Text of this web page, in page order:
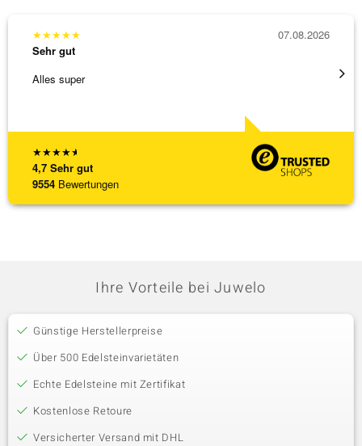
★★★★★
4,7 Sehr gut
9554 Bewertungen
★★★★★
Sehr gut
Alles super
07.08.2026
Eine
Ihre Vorteile bei Juwelo
Günstige Herstellerpreise
Über 500 Edelsteinvarietäten
Echte Edelsteine mit Zertifikat
Kostenlose Retoure
Versicherter Versand mit DHL